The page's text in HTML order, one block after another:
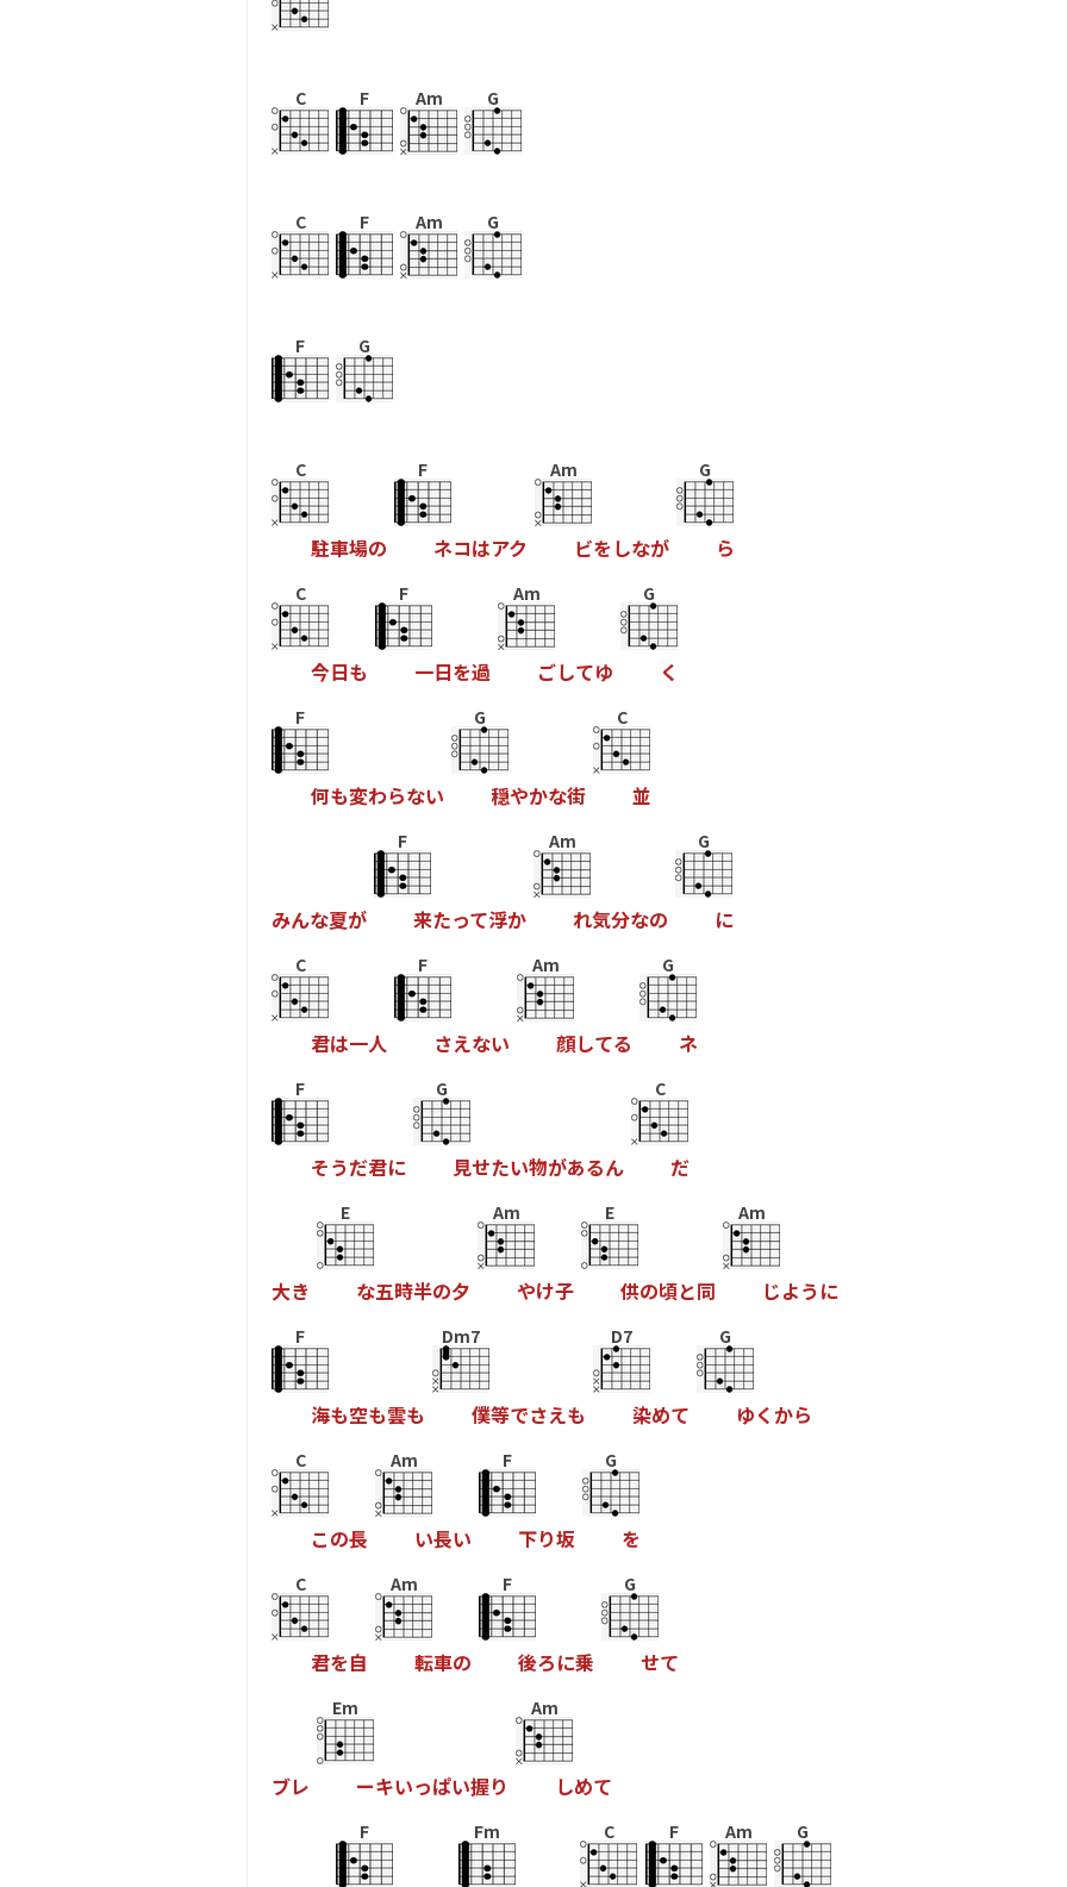
C F Am G
C F Am G
F G
C
駐車場の
F
ネコはアク
Am
ビをしなが
G
ら
C
今日も
F
一日を過
Am
ごしてゆ
G
く
F
何も変わらない
G
穏やかな街
C
並
みんな夏が
F
来たって浮か
Am
れ気分なの
G
に
C
君は一人
F
さえない
Am
顔してる
G
ネ
F
そうだ君に
G
見せたい物があるん
C
だ
大き
E
な五時半の夕
Am
やけ子
E
供の頃と同
Am
じよう に
F
海も空も雲も
Dm7
僕等でさえも
D7
染めて
G
ゆく から
C
この長
Am
い長い
F
下り坂
G
を
C
君を自
Am
転車の
F
後ろに乗
G
せて
ブレ
Em
ーキいっぱい握り
Am
しめて
F Fm C F Am G